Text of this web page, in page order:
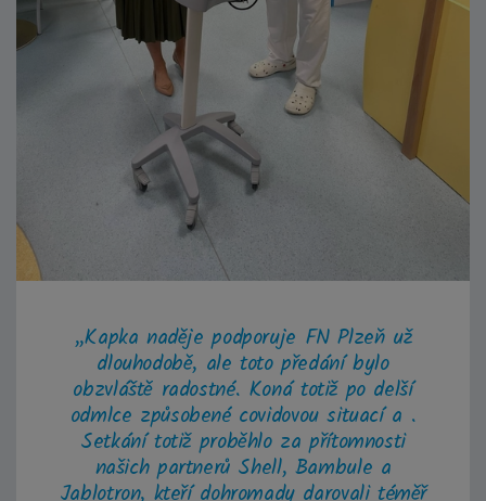
„Kapka naděje podporuje FN Plzeň už
dlouhodobě, ale toto předání bylo
obzvláště radostné. Koná totiž po delší
odmlce způsobené covidovou situací a .
Setkání totiž proběhlo za přítomnosti
našich partnerů Shell, Bambule a
Jablotron, kteří dohromady darovali téměř